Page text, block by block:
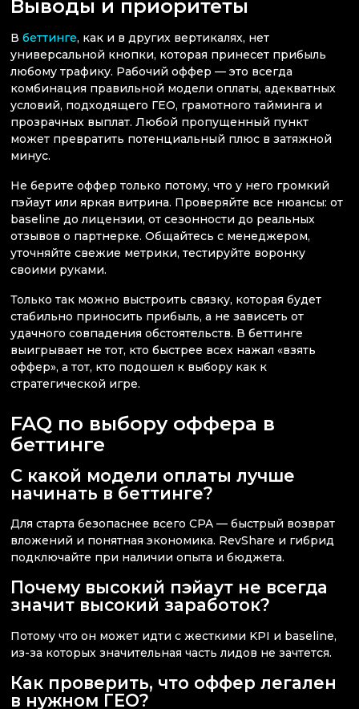
Выводы и приоритеты
В беттинге, как и в других вертикалях, нет
универсальной кнопки, которая принесет прибыль
любому трафику. Рабочий оффер — это всегда
комбинация правильной модели оплаты, адекватных
условий, подходящего ГЕО, грамотного тайминга и
прозрачных выплат. Любой пропущенный пункт
может превратить потенциальный плюс в затяжной
минус.
Не берите оффер только потому, что у него громкий
пэйаут или яркая витрина. Проверяйте все нюансы: от
baseline до лицензии, от сезонности до реальных
отзывов о партнерке. Общайтесь с менеджером,
уточняйте свежие метрики, тестируйте воронку
своими руками.
Только так можно выстроить связку, которая будет
стабильно приносить прибыль, а не зависеть от
удачного совпадения обстоятельств. В беттинге
выигрывает не тот, кто быстрее всех нажал «взять
оффер», а тот, кто подошел к выбору как к
стратегической игре.
FAQ по выбору оффера в
беттинге
С какой модели оплаты лучше
начинать в беттинге?
Для старта безопаснее всего CPA — быстрый возврат
вложений и понятная экономика. RevShare и гибрид
подключайте при наличии опыта и бюджета.
Почему высокий пэйаут не всегда
значит высокий заработок?
Потому что он может идти с жесткими KPI и baseline,
из-за которых значительная часть лидов не зачтется.
Как проверить, что оффер легален
в нужном ГЕО?